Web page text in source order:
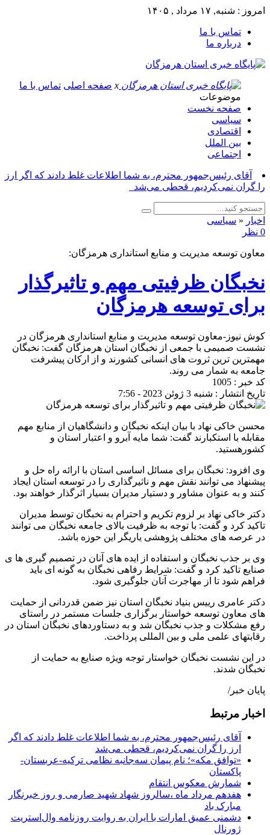
امروز : شنبه, ۱۷ مرداد , ۱۴۰۵
تماس با ما
درباره ما
x صفحه اصلی تماس با ما
موضوعات
صفحه نخست
سیاسی
اقتصادی
بین الملل
اجتماعی
آقای رئیس‌جمهور محترم، به شما اطلاعات غلط دادند که اگر ارز
را گران نمی‌کردیم، قحطی می‌شد_
اخبار « سیاسی
0 نظر
معاون توسعه مدیریت و منابع استانداری هرمزگان:
نخبگان ظرفیتی مهم و تاثیرگذار
برای توسعه هرمزگان
کوش نیوز-معاون توسعه مدیریت و منابع استانداری هرمزگان در
نشست صمیمی با جمعی از نخبگان استان هرمزگان گفت: نخبگان
مهمترین ترین ثروت های انسانی کشورند و از ارکان پیشرفت
جامعه به شمار می روند.
کد خبر : 1005
تاریخ انتشار : شنبه 3 ژوئن 2023 - 7:56
محسن خاکی نهاد با بیان اینکه نخبگان و دانشگاهیان از منابع مهم
مقابله با استکبارند گفت: شما مایه آبرو و اعتبار استان و
کشورهستید.
وی افزود: نخبگان برای مسائل اساسی استان با ارائه راه حل و
پیشنهاد می توانند نقش مهم و ناثیرگذاری را در توسعه استان ایجاد
کنند و به عنوان مشاور و دستیار مدیران بسیار اثرگذار خواهند بود.
دکتر خاکی نهاد بر لزوم تکریم و احترام به نخبگان توسط مدیران
تاکید کرد و گفت: با توجه به ظرفیت بالای جامعه نخبگان می توانند
در عرصه های مختلف پژوهشی یاریگر ‌این حوزه باشد.
وی بر جذب نخبگان و استفاده از ایده های آنان در تصمیم گیری ها ی
صنایع تاکید کرد و گفت: شرایط رفاهی نخبگان به گونه ای باید
فراهم شود تا از مهاجرت آنان جلوگیری شود.
دکتر عامری رییس بنیاد نخبگان استان نیز ضمن قدردانی از حمایت
های معاون توسعه خواستار برگزاری جلسات مستمر در راستای
رفع مشکلات و جذب نخبگان شد و به دستاوردهای نخبگان استان در
رقابتهای علمی ملی و بین المللی پرداخت.
در این نشست نخبگان خواستار توجه ویژه صنایع به حمایت از
نخبگان شدند.
پایان خبر/
اخبار مرتبط
آقای رئیس‌جمهور محترم، به شما اطلاعات غلط دادند که اگر
ارز را گران نمی‌کردیم، قحطی می‌شد
«توافق مکه»؛ نام پیمان سه‌جانبه نظامی ترکیه-عربستان-
پاکستان
شمارش معکوس انتقام
هفدهم مرداد ماه ،سالروز شهاد شهید صارمی و روز خبرنگار
مبارک باد
دشمنی عمیق امارات با ایران به روایت روزنامه وال‌استریت
ژورنال